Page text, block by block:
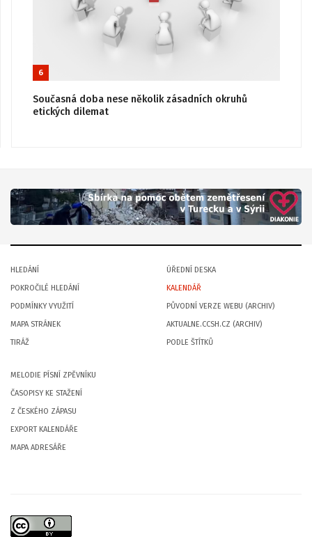
6
Současná doba nese několik zásadních okruhů
etických dilemat
HLEDÁNÍ
POKROČILÉ HLEDÁNÍ
PODMÍNKY VYUŽITÍ
MAPA STRÁNEK
TIRÁŽ
ÚŘEDNÍ DESKA
KALENDÁŘ
PŮVODNÍ VERZE WEBU (ARCHIV)
AKTUALNE.CCSH.CZ (ARCHIV)
PODLE ŠTÍTKŮ
MELODIE PÍSNÍ ZPĚVNÍKU
ČASOPISY KE STAŽENÍ
Z ČESKÉHO ZÁPASU
EXPORT KALENDÁŘE
MAPA ADRESÁŘE